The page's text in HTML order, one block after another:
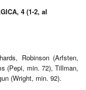
4 (1-2, al
Robinson (Arfsten,
(Pepi, min. 72), Tillman,
(Wright, min. 92).